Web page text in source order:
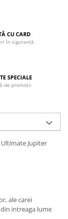
CU CARD
în siguranță
SPECIALE
de promoții
Jupiter
ale carei
intreaga lume